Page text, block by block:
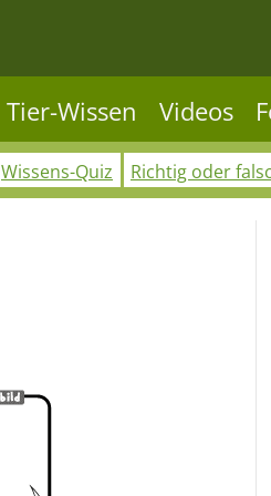
Tier-Wissen Videos
Wissens-Quiz Richtig oder